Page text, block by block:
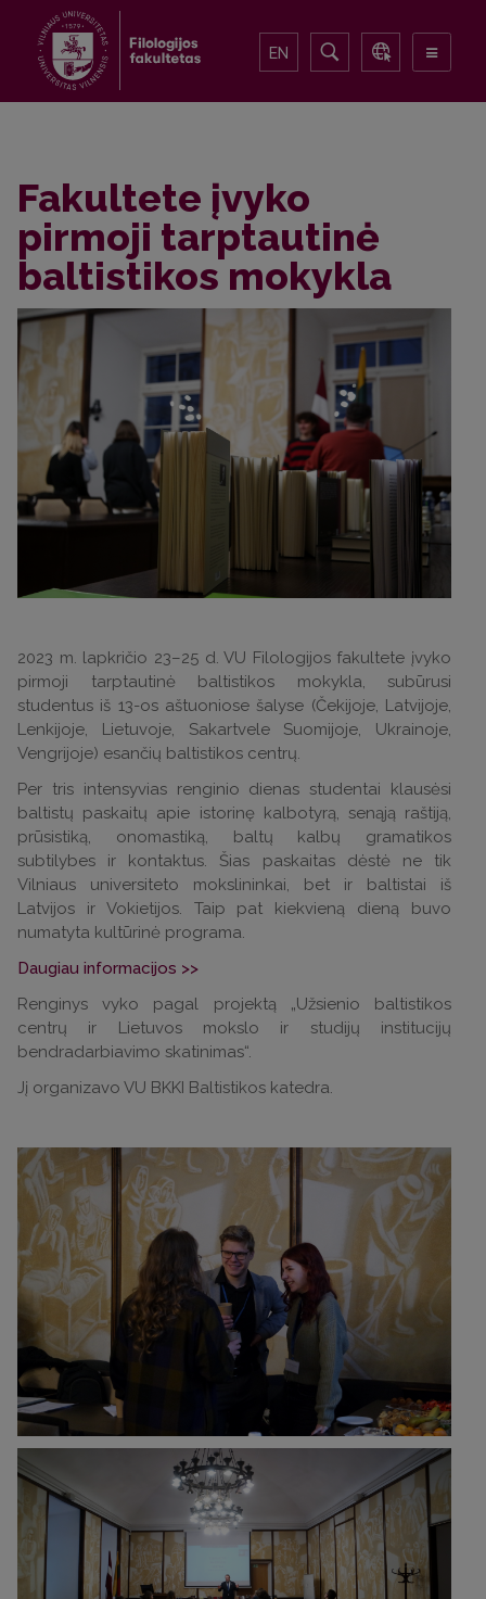
EN
Fakultete įvyko
pirmoji tarptautinė
baltistikos mokykla
2023 m. lapkričio 23–25 d. VU Filologijos fakultete įvyko
pirmoji tarptautinė baltistikos mokykla, subūrusi
studentus iš 13-os aštuoniose šalyse (Čekijoje, Latvijoje,
Lenkijoje, Lietuvoje, Sakartvele Suomijoje, Ukrainoje,
Vengrijoje) esančių baltistikos centrų.
Per tris intensyvias renginio dienas studentai klausėsi
baltistų paskaitų apie istorinę kalbotyrą, senąją raštiją,
prūsistiką, onomastiką, baltų kalbų gramatikos
subtilybes ir kontaktus. Šias paskaitas dėstė ne tik
Vilniaus universiteto mokslininkai, bet ir baltistai iš
Latvijos ir Vokietijos. Taip pat kiekvieną dieną buvo
numatyta kultūrinė programa.
Daugiau informacijos >>
Renginys vyko pagal projektą „Užsienio baltistikos
centrų ir Lietuvos mokslo ir studijų institucijų
bendradarbiavimo skatinimas“.
Jį organizavo VU BKKI Baltistikos katedra.